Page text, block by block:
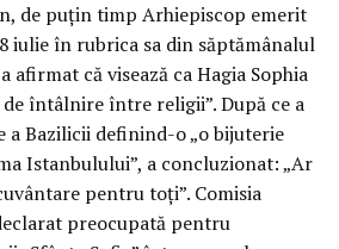
de puțin timp Arhiepiscop emerit
iulie în rubrica sa din săptămânalul
afirmat că visează ca Hagia Sophia
întâlnire între religii”. După ce a
a Bazilicii definind-o „o bijuterie
Istanbulului”, a concluzionat: „Ar
pentru toți”. Comisia
preocupată pentru